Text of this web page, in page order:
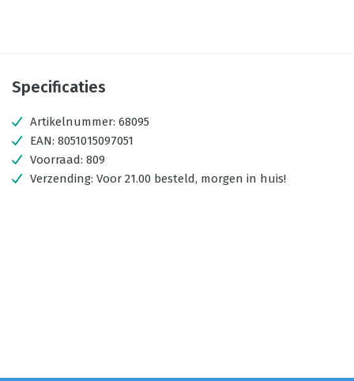
Specificaties
Artikelnummer: 68095
EAN: 8051015097051
Voorraad: 809
Verzending: Voor 21.00 besteld, morgen in huis!